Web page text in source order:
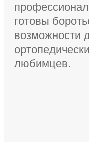
готовы
возможности
любимцев.